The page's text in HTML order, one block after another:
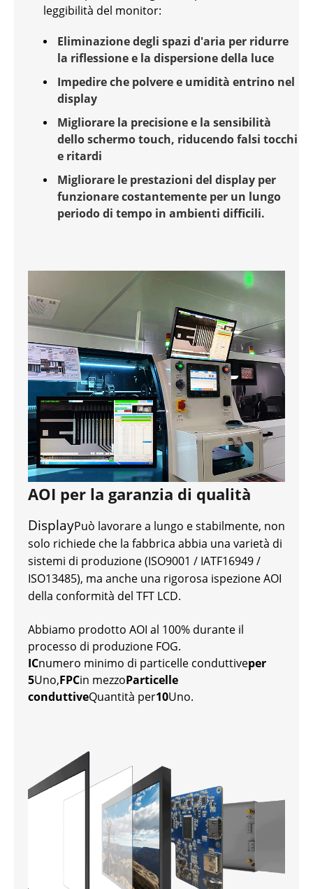
leggibilità del monitor:
Eliminazione degli spazi d'aria per ridurre
la riflessione e la dispersione della luce
Impedire che polvere e umidità entrino nel
display
Migliorare la precisione e la sensibilità
dello schermo touch, riducendo falsi tocchi
e ritardi
Migliorare le prestazioni del display per
funzionare costantemente per un lungo
periodo di tempo in ambienti difficili.
AOI per la garanzia di qualità
DisplayPuò lavorare a lungo e stabilmente, non
solo richiede che la fabbrica abbia una varietà di
sistemi di produzione (ISO9001 / IATF16949 /
ISO13485), ma anche una rigorosa ispezione AOI
della conformità del TFT LCD.
Abbiamo prodotto AOI al 100% durante il
processo di produzione FOG.
ICnumero minimo di particelle conduttiveper
5Uno,FPCin mezzoParticelle
conduttiveQuantità per10Uno.